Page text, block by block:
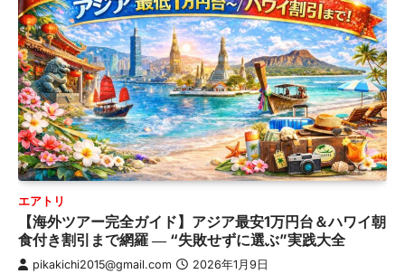
エアトリ
【海外ツアー完全ガイド】アジア最安1万円台＆ハワイ朝
食付き割引まで網羅 ― “失敗せずに選ぶ”実践大全
pikakichi2015@gmail.com 2026年1月9日